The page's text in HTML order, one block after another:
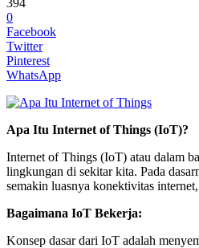
0
Facebook
Twitter
Pinterest
WhatsApp
Apa Itu Internet of Things (IoT)?
Internet of Things (IoT) atau dalam
lingkungan di sekitar kita. Pada
semakin luasnya konektivitas
Bagaimana IoT Bekerja:
Konsep dasar dari IoT adalah